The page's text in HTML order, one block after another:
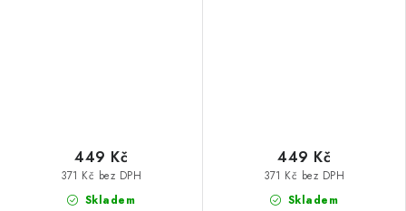
Skladem
371 Kč bez DPH
449 Kč
Skladem
371 Kč bez DPH
449 Kč